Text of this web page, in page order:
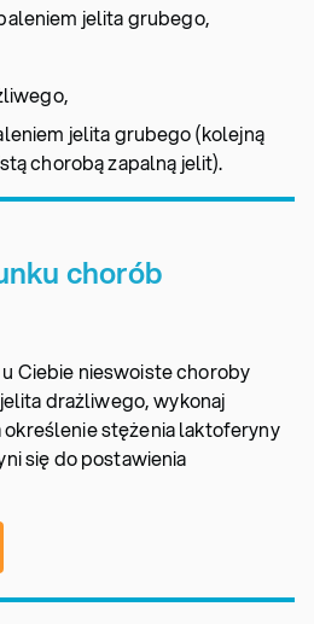
jelita grubego,
jelita grubego (kolejną
chorobą zapalną jelit).
chorób
Ciebie nieswoiste choroby
drażliwego, wykonaj
określenie stężenia laktoferyny
się do postawienia